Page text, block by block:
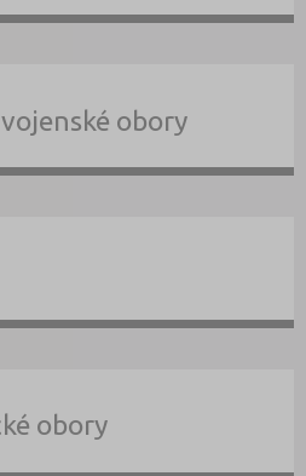
obory
obory